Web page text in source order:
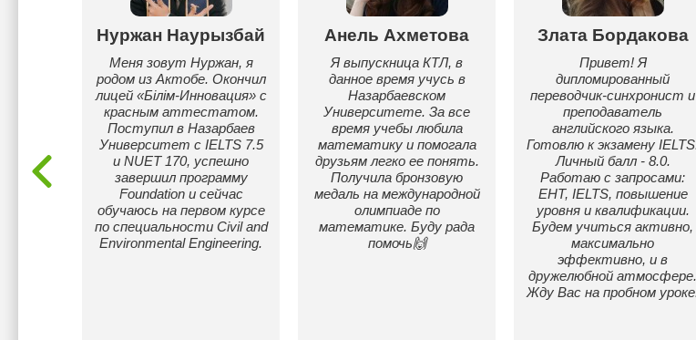
Нуржан Наурызбай
Меня зовут Нуржан, я
родом из Актобе. Окончил
лицей «Білім-Инновация» с
красным аттестатом.
Поступил в Назарбаев
Университет с IELTS 7.5
и NUET 170, успешно
завершил программу
Foundation и сейчас
обучаюсь на первом курсе
по специальности Civil and
Environmental Engineering.
Анель Ахметова
Я выпускница КТЛ, в
данное время учусь в
Назарбаевском
Университете. За все
время учебы любила
математику и помогала
друзьям легко ее понять.
Получила бронзовую
медаль на международной
олимпиаде по
математике. Буду рада
помочь🙌
Злата Бордакова
Привет! Я
дипломированный
переводчик-синхронист и
преподаватель
английского языка.
Готовлю к экзамену
Личный балл - 8.0.
Работаю с запросами:
ЕНТ, IELTS, повышение
уровня и квалификации.
Будем учиться активно,
максимально
эффективно, и в
дружелюбной атмосфере.
Жду Вас на пробном